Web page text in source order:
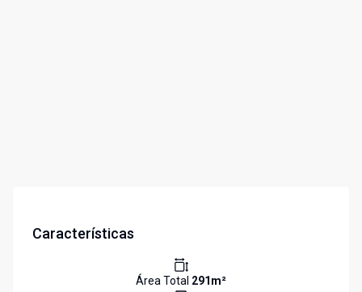
Características
Área Total 291m²